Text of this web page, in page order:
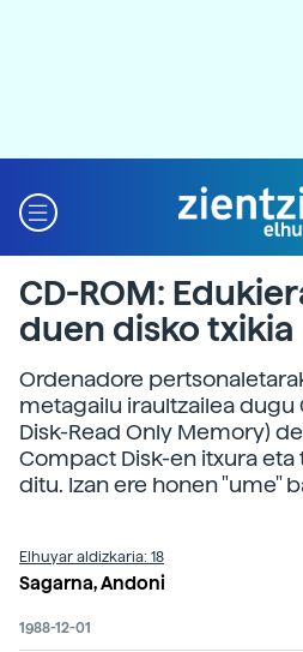
CD-ROM:
duen disko txikia
Ordenadore
metagailu iraultzailea dugu
Disk-Read Only Memory)
Compact Disk-en itxura
ditu. Izan ere honen "ume"
Elhuyar aldizkaria: 18
Sagarna, Andoni
1988-12-01